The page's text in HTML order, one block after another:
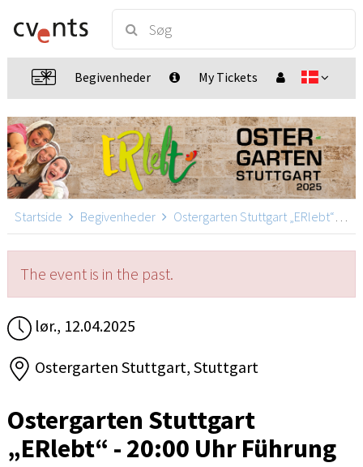
Begivenheder My Tickets
Startside Begivenheder Ostergarten Stuttgart „ERlebt“
The event is in the past.
lør., 12.04.2025
Ostergarten Stuttgart, Stuttgart
Ostergarten Stuttgart
„ERlebt“ - 20:00 Uhr Führung